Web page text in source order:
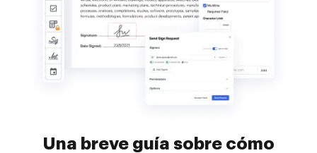
Una breve guía sobre cómo